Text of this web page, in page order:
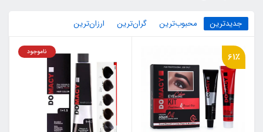
جدیدترین محبوب‌ترین گران‌ترین ارزان‌ترین
61٪ ناموجود